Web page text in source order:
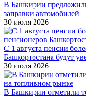
В Башкирии
заправки автомобилей
30 июля 2026
С 1 августа пенсии
Башкортостана будут
30 июля 2026
В Башкирии отметили